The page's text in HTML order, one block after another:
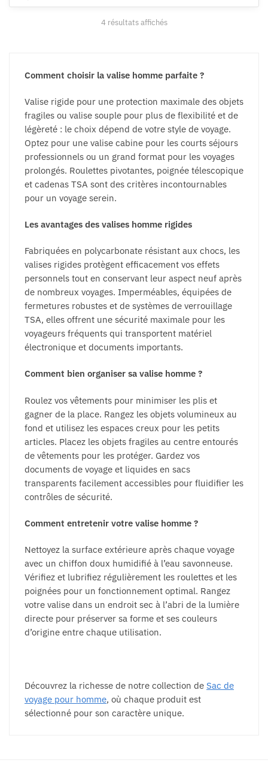
peuvent
page
produit
la
du
produit
4 résultats affichés
Comment choisir la valise homme parfaite ?
Valise rigide pour une protection maximale des objets
fragiles ou valise souple pour plus de flexibilité et de
légèreté : le choix dépend de votre style de voyage.
Optez pour une valise cabine pour les courts séjours
professionnels ou un grand format pour les voyages
prolongés. Roulettes pivotantes, poignée télescopique
et cadenas TSA sont des critères incontournables
pour un voyage serein.
Les avantages des valises homme rigides
Fabriquées en polycarbonate résistant aux chocs, les
valises rigides protègent efficacement vos effets
personnels tout en conservant leur aspect neuf après
de nombreux voyages. Imperméables, équipées de
fermetures robustes et de systèmes de verrouillage
TSA, elles offrent une sécurité maximale pour les
voyageurs fréquents qui transportent matériel
électronique et documents importants.
Comment bien organiser sa valise homme ?
Roulez vos vêtements pour minimiser les plis et
gagner de la place. Rangez les objets volumineux au
fond et utilisez les espaces creux pour les petits
articles. Placez les objets fragiles au centre entourés
de vêtements pour les protéger. Gardez vos
documents de voyage et liquides en sacs
transparents facilement accessibles pour fluidifier les
contrôles de sécurité.
Comment entretenir votre valise homme ?
Nettoyez la surface extérieure après chaque voyage
avec un chiffon doux humidifié à l’eau savonneuse.
Vérifiez et lubrifiez régulièrement les roulettes et les
poignées pour un fonctionnement optimal. Rangez
votre valise dans un endroit sec à l’abri de la lumière
directe pour préserver sa forme et ses couleurs
d’origine entre chaque utilisation.
Découvrez la richesse de notre collection de Sac de
voyage pour homme, où chaque produit est
sélectionné pour son caractère unique.